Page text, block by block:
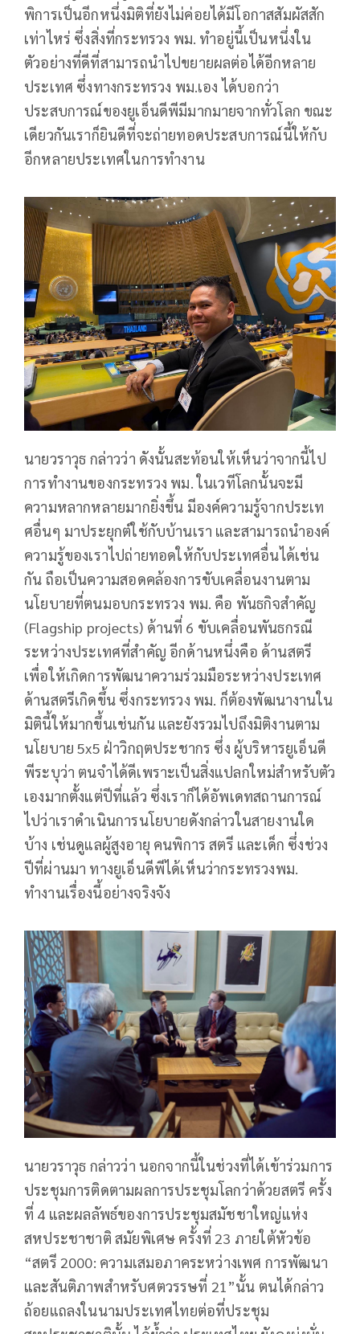
พิการเป็นอีกหนึ่งมิติที่ยังไม่ค่อยได้มีโอกาสสัมผัสสัก
เท่าไหร่ ซึ่งสิ่งที่กระทรวง พม. ทำอยู่นี้เป็นหนึ่งใน
ตัวอย่างที่ดีที่สามารถนำไปขยายผลต่อได้อีกหลาย
ประเทศ ซึ่งทางกระทรวง พม.เอง ได้บอกว่า
ประสบการณ์ของยูเอ็นดีพีมีมากมายจากทั่วโลก ขณะ
เดียวกันเราก็ยินดีที่จะถ่ายทอดประสบการณ์นี้ให้กับ
อีกหลายประเทศในการทำงาน
นายวราวุธ กล่าวว่า ดังนั้นสะท้อนให้เห็นว่าจากนี้ไป
การทำงานของกระทรวง พม. ในเวทีโลกนั้นจะมี
ความหลากหลายมากยิ่งขึ้น มีองค์ความรู้จากประเท
ศอื่นๆ มาประยุกต์ใช้กับบ้านเรา และสามารถนำองค์
ความรู้ของเราไปถ่ายทอดให้กับประเทศอื่นได้เช่น
กัน ถือเป็นความสอดคล้องการขับเคลื่อนงานตาม
นโยบายที่ตนมอบกระทรวง พม. คือ พันธกิจสำคัญ
(Flagship projects) ด้านที่ 6 ขับเคลื่อนพันธกรณี
ระหว่างประเทศที่สำคัญ อีกด้านหนึ่งคือ ด้านสตรี
เพื่อให้เกิดการพัฒนาความร่วมมือระหว่างประเทศ
ด้านสตรีเกิดขึ้น ซึ่งกระทรวง พม. ก็ต้องพัฒนางานใน
มิตินี้ให้มากขึ้นเช่นกัน และยังรวมไปถึงมิติงานตาม
นโยบาย 5x5 ฝ่าวิกฤตประชากร ซึ่ง ผู้บริหารยูเอ็นดี
พีระบุว่า ตนจำได้ดีเพราะเป็นสิ่งแปลกใหม่สำหรับตัว
เองมากตั้งแต่ปีที่แล้ว ซึ่งเราก็ได้อัพเดทสถานการณ์
ไปว่าเราดำเนินการนโยบายดังกล่าวในสายงานใด
บ้าง เช่นดูแลผู้สูงอายุ คนพิการ สตรี และเด็ก ซึ่งช่วง
ปีที่ผ่านมา ทางยูเอ็นดีพีได้เห็นว่ากระทรวงพม.
ทำงานเรื่องนี้อย่างจริงจัง
นายวราวุธ กล่าวว่า นอกจากนี้ในช่วงที่ได้เข้าร่วมการ
ประชุมการติดตามผลการประชุมโลกว่าด้วยสตรี ครั้ง
ที่ 4 และผลลัพธ์ของการประชุมสมัชชาใหญ่แห่ง
สหประชาชาติ สมัยพิเศษ ครั้งที่ 23 ภายใต้หัวข้อ
“สตรี 2000: ความเสมอภาคระหว่างเพศ การพัฒนา
และสันติภาพสำหรับศตวรรษที่ 21”นั้น ตนได้กล่าว
ถ้อยแถลงในนามประเทศไทยต่อที่ประชุม